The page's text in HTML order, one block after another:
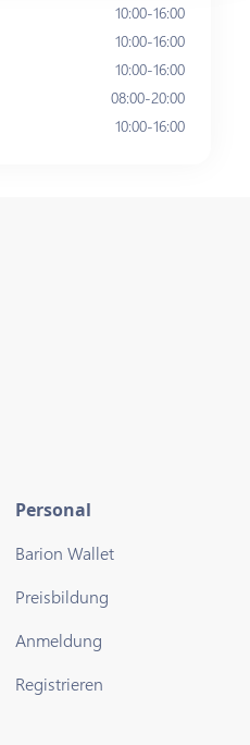
10:00-16:00
10:00-16:00
10:00-16:00
08:00-20:00
10:00-16:00
Personal
Barion Wallet
Preisbildung
Anmeldung
Registrieren